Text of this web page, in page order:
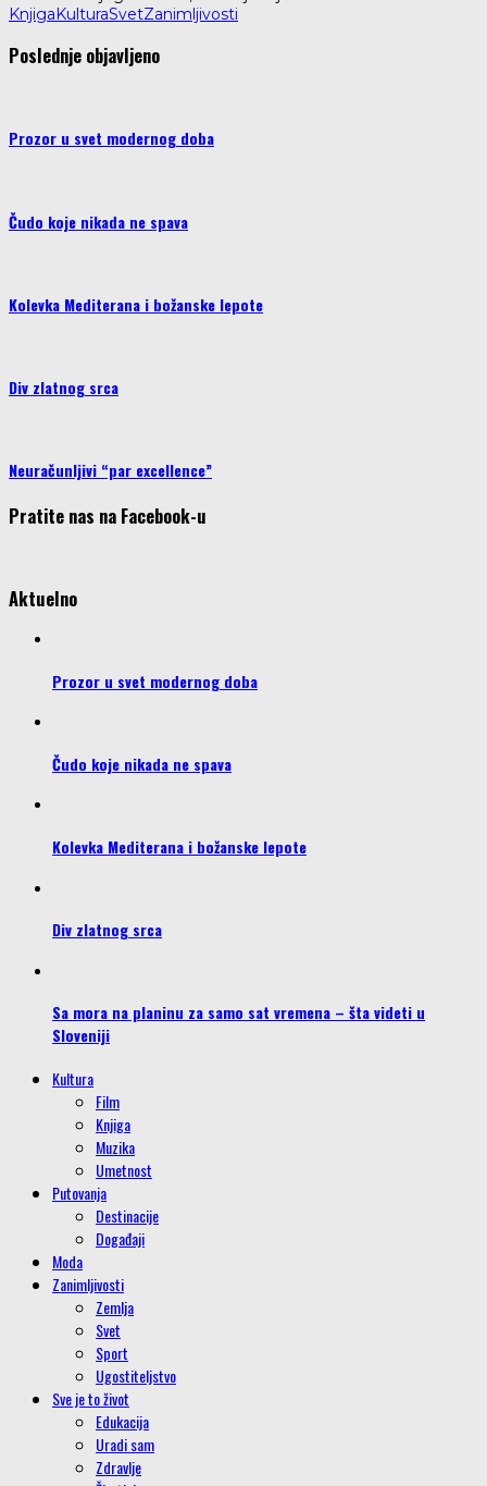
KnjigaKulturaSvetZanimljivosti
Poslednje objavljeno
Prozor u svet modernog doba
Čudo koje nikada ne spava
Kolevka Mediterana i božanske lepote
Div zlatnog srca
Neuračunljivi “par excellence”
Pratite nas na Facebook-u
Aktuelno
Prozor u svet modernog doba
Čudo koje nikada ne spava
Kolevka Mediterana i božanske lepote
Div zlatnog srca
Sa mora na planinu za samo sat vremena – šta videti u
Sloveniji
Kultura
Film
Knjiga
Muzika
Umetnost
Putovanja
Destinacije
Događaji
Moda
Zanimljivosti
Zemlja
Svet
Sport
Ugostiteljstvo
Sve je to život
Edukacija
Uradi sam
Zdravlje